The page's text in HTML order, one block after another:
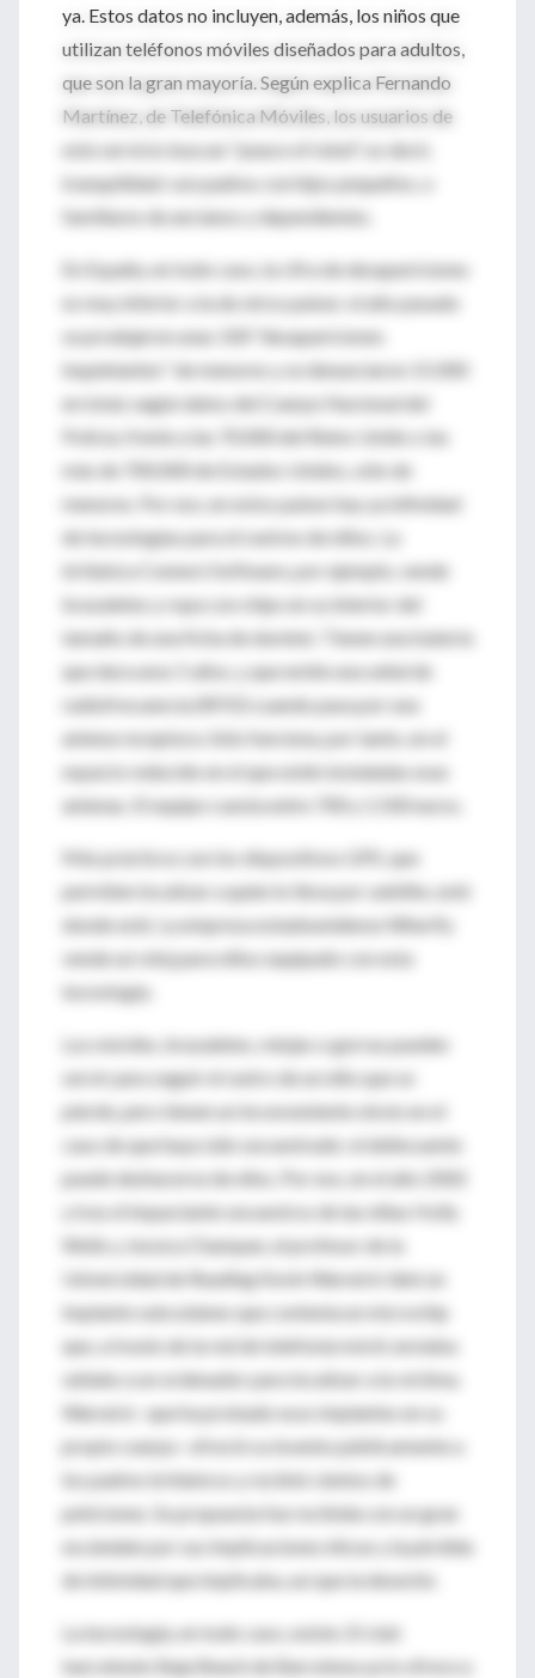
ya. Estos datos no incluyen, además, los niños que
utilizan teléfonos móviles diseñados para adultos,
que son la gran mayoría. Según explica Fernando
Martínez, de Telefónica Móviles, los usuarios de
este servicio buscan "peace of mind", es decir,
tranquilidad: son padres con hijos pequeños, o
familiares de ancianos y dependientes.
En España, en todo caso, la cifra de desapariciones
es muy inferior a la de otros países: el año pasado
se produjeron unas 100 "desapariciones
inquietantes" de menores y se denunciaron 15.000
en total, según datos del Cuerpo Nacional del
Policía, frente a las 70.000 del Reino Unido o las
más de 700.000 de Estados Unidos, sólo de
menores. Por eso, en estos países hay ya infinidad
de tecnologías para el rastreo de niños. La
británica Connect Software, por ejemplo, vende
brazaletes y ropa con chips en su interior del
tamaño de una ficha de dominó. Tienen una batería
que dura unos 5 años, y que emite una señal de
radiofrecuencia (RFID) cuando pasa por una
antena receptora. Sólo funciona, por tanto, en el
espacio reducido en el que estén instaladas esas
antenas. El equipo cuesta entre 700 y 1.500 euros.
Más prácticos son los dispositivos GPS, que
permiten localizar a quien lo lleva por satélite, esté
donde esté. La empresa estadounidense Wherify
vende un reloj para niños equipado con esta
tecnología.
Los móviles, brazaletes, relojes o gorras pueden
servir para seguir el rastro de un niño que se
pierde, pero tienen un inconveniente obvio en el
caso de que haya sido secuestrado: el delincuente
puede deshacerse de ellos. Por eso, en el año 2002
y tras el impactante secuestros de las niñas Holly
Wells y Jessica Champan, el profesor de la
Universidad de Reading Kevin Warwick ideó un
implante subcutáneo que contenía un microchip
que, a través de la red de telefonía móvil, enviaba
señales a un ordenador para localizar a la víctima.
Warwick -que ha probado esos implantes en su
propio cuerpo- ofreció su invento públicamente a
los padres británicos y recibió cientos de
peticiones. Su propuesta fue recibida con un gran
escándalo por sus implicaciones éticas y la pérdida
de intimidad que implicaba, así que la desechó.
La tecnología, en todo caso, existe. El club
barcelonés Baja Beach de Barcelona ya lo ofrece a